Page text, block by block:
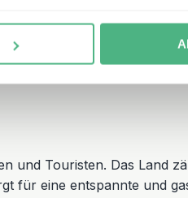
und Touristen. Das Land
für eine entspannte und